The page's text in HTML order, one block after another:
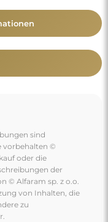
sind
vorbehalten ©
oder die
der
© Alfaram sp. z o.o.
von Inhalten, die
zu